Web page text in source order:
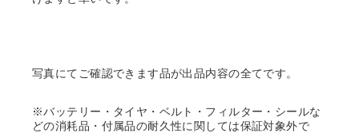
写真にてご確認できます品が出品内容の全てです。
※バッテリー・タイヤ・ベルト・フィルター・シールな
どの消耗品・付属品の耐久性に関しては保証対象外で